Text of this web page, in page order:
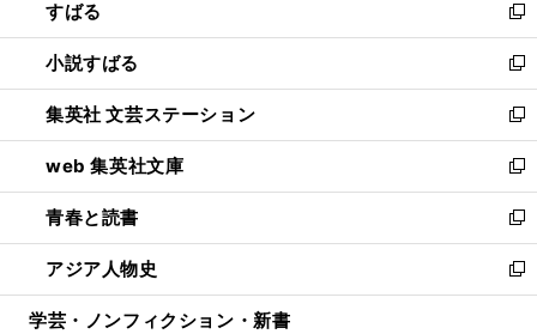
く
で
開
く
ド
ウ
で
開
く
すばる
新
し
い
ウ
ィ
ン
ド
ウ
で
開
く
小説すばる
新
し
い
ウ
ィ
ン
ド
ウ
で
開
集英社 文芸ステーション
新
し
い
ウ
ィ
ン
ド
ウ
web 集英社文庫
新
し
い
ウ
ィ
ン
青春と読書
新
し
い
ウ
アジア人物史
新
し
学芸・ノンフィクション・新書